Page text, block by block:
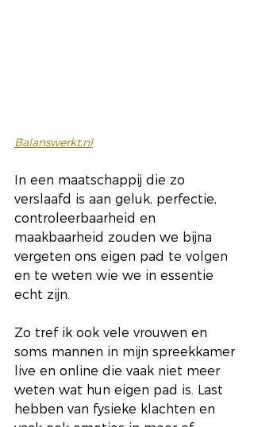
Balanswerkt.nl
In een maatschappij die zo
verslaafd is aan geluk, perfectie,
controleerbaarheid en
maakbaarheid zouden we bijna
vergeten ons eigen pad te volgen
en te weten wie we in essentie
echt zijn.
Zo tref ik ook vele vrouwen en
soms mannen in mijn spreekkamer
live en online die vaak niet meer
weten wat hun eigen pad is. Last
hebben van fysieke klachten en